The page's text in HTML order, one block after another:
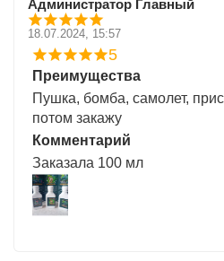
Администратор Главный
18.07.2024, 15:57
5
Преимущества
Пушка, бомба, самолет,
потом закажу
Комментарий
Заказала 100 мл